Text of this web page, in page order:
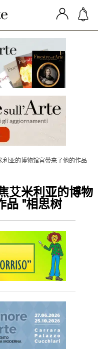
亚的博物馆宫带来了他的作品
艾米利亚的博物
品 "相思树